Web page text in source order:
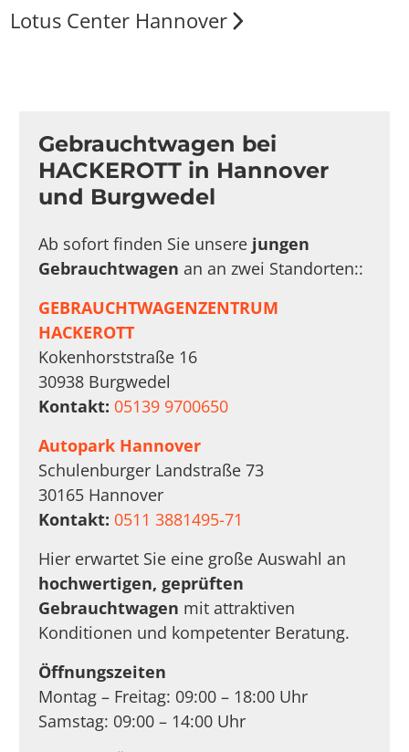
Lotus Center Hannover
Gebrauchtwagen bei
HACKEROTT in Hannover
und Burgwedel
Ab sofort finden Sie unsere jungen
Gebrauchtwagen an an zwei Standorten::
GEBRAUCHTWAGENZENTRUM
HACKEROTT
Kokenhorststraße 16
30938 Burgwedel
Kontakt: 05139 9700650
Autopark Hannover
Schulenburger Landstraße 73
30165 Hannover
Kontakt: 0511 3881495-71
Hier erwartet Sie eine große Auswahl an
hochwertigen, geprüften
Gebrauchtwagen mit attraktiven
Konditionen und kompetenter Beratung.
Öffnungszeiten
Montag – Freitag: 09:00 – 18:00 Uhr
Samstag: 09:00 – 14:00 Uhr